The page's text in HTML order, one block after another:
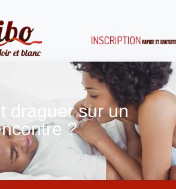
draguer sur un
?